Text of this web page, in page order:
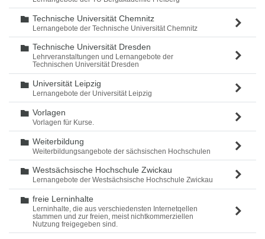
Ordner
Technische Universität Chemnitz
Lernangebote der Technische Universität Chemnitz
Ordner
Technische Universität Dresden
Lehrveranstaltungen und Lernangebote der
Technischen Universität Dresden
Ordner
Universität Leipzig
Lernangebote der Universität Leipzig
Ordner
Vorlagen
Vorlagen für Kurse.
Ordner
Weiterbildung
Weiterbildungsangebote der sächsischen Hochschulen
Ordner
Westsächsische Hochschule Zwickau
Lernangebote der Westsächsische Hochschule Zwickau
Ordner
freie Lerninhalte
Lerninhalte, die aus verschiedensten Internetqellen
stammen und zur freien, meist nichtkommerziellen
Nutzung freigegeben sind.